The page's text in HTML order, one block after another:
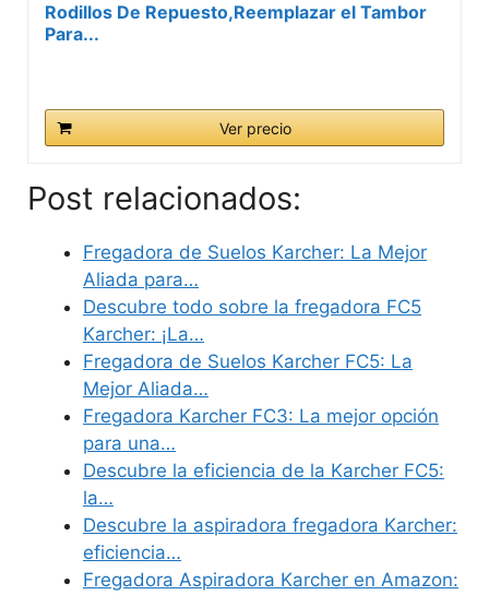
Rodillos De Repuesto,Reemplazar el Tambor
Para...
Ver precio
Post relacionados:
Fregadora de Suelos Karcher: La Mejor
Aliada para…
Descubre todo sobre la fregadora FC5
Karcher: ¡La…
Fregadora de Suelos Karcher FC5: La
Mejor Aliada…
Fregadora Karcher FC3: La mejor opción
para una…
Descubre la eficiencia de la Karcher FC5:
la…
Descubre la aspiradora fregadora Karcher:
eficiencia…
Fregadora Aspiradora Karcher en Amazon: